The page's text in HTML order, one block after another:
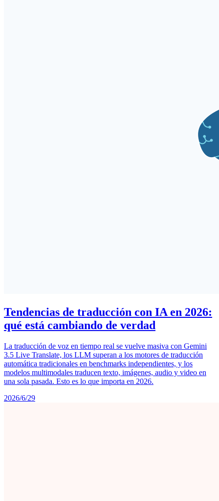
Tendencias de traducción con IA en 2026:
qué está cambiando de verdad
La traducción de voz en tiempo real se vuelve masiva con Gemini
3.5 Live Translate, los LLM superan a los motores de traducción
automática tradicionales en benchmarks independientes, y los
modelos multimodales traducen texto, imágenes, audio y video en
una sola pasada. Esto es lo que importa en 2026.
2026/6/29